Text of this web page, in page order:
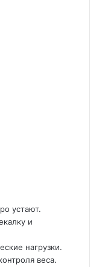
устают.
и
нагрузки.
веса.